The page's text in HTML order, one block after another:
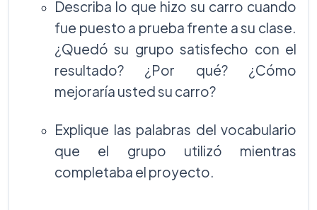
Describa lo que hizo su carro cuando
fue puesto a prueba frente a su clase.
¿Quedó su grupo satisfecho con el
resultado? ¿Por qué? ¿Cómo
mejoraría usted su carro?
Explique las palabras del vocabulario
que el grupo utilizó mientras
completaba el proyecto.